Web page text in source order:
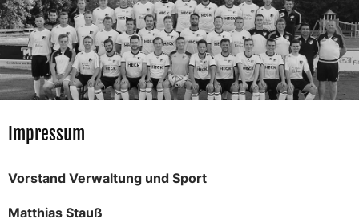
Impressum
Vorstand Verwaltung und Sport
Matthias Stauß